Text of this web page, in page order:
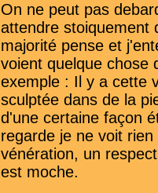
On ne peut pas
attendre stoiquement
majorité pense et
voient quelque chose
exemple : Il y a cette
sculptée dans de la
d'une certaine façon
regarde je ne voit
vénération, un
est moche.